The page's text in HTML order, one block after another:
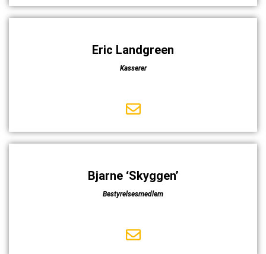
Eric Landgreen
Kasserer
Bjarne ‘Skyggen’
Bestyrelsesmedlem